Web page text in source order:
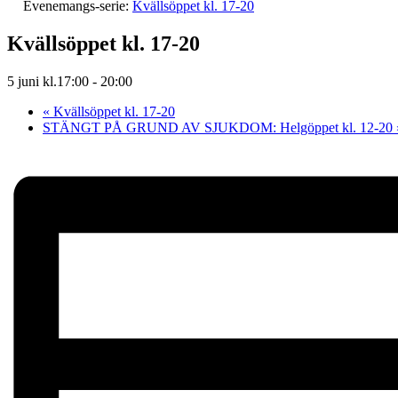
Evenemangs-serie: Kvällsöppet kl. 17-20
Kvällsöppet kl. 17-20
5 juni kl.17:00 - 20:00
« Kvällsöppet kl. 17-20
STÄNGT PÅ GRUND AV SJUKDOM: Helgöppet kl. 12-20